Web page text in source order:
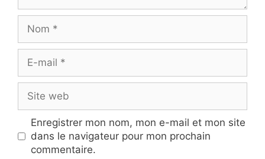
mail
web
Enregistrer mon nom, mon e-mail et mon site
dans le navigateur pour mon prochain
commentaire.